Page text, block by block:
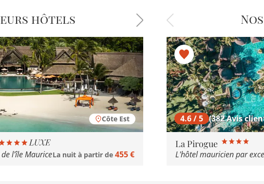
hôtels
Côte Est
l'île MauriceLa nuit à partir de 455 €
4.5 / 5 (57 Avis client)
Shangri-La Le
Un fleuron de l'hôtellerie
4.6 / 5 (382 Avis
La Pirogue